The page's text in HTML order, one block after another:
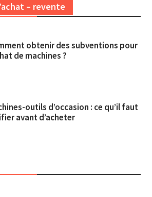
– revente
obtenir des subventions pour
de machines ?
outils d’occasion : ce qu’il faut
avant d’acheter